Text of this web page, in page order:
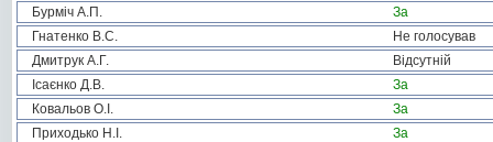
Бурміч А.П.
За
Гнатенко В.С.
Не голосував
Дмитрук А.Г.
Відсутній
Ісаєнко Д.В.
За
Ковальов О.І.
За
Приходько Н.І.
За